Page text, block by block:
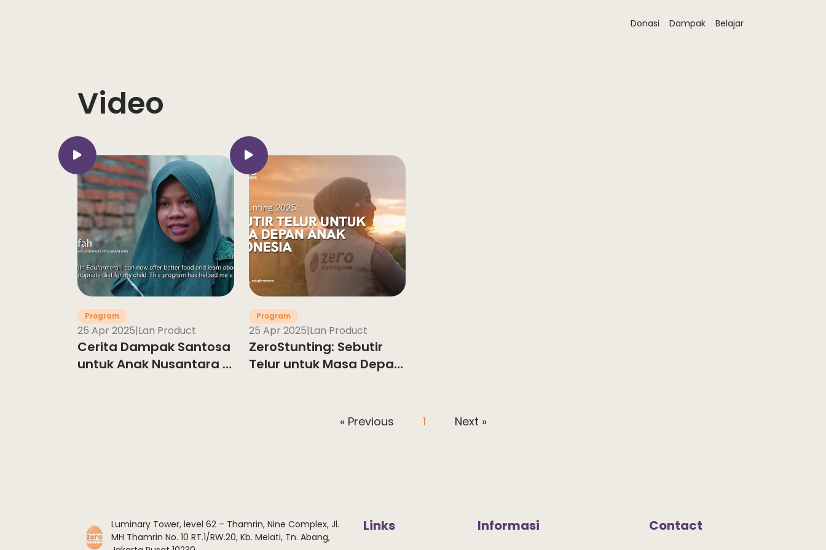
Donasi Dampak Belajar
Video
Program
25 Apr 2025|Lan Product
Cerita Dampak Santosa
untuk Anak Nusantara -
Program
25 Apr 2025|Lan Product
ZeroStunting: Sebutir
Telur untuk Masa Depan
« Previous 1 Next »
Luminary Tower, level 62 – Thamrin, Nine Complex, Jl.
MH Thamrin No. 10 RT.1/RW.20, Kb. Melati, Tn. Abang,
Links Informasi Contact